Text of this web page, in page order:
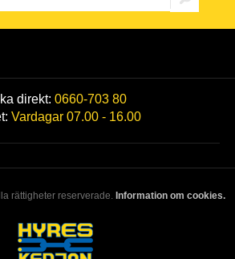
direkt: 0660-703 80
Vardagar 07.00 - 16.00
rättigheter reserverade. Information om cookies.